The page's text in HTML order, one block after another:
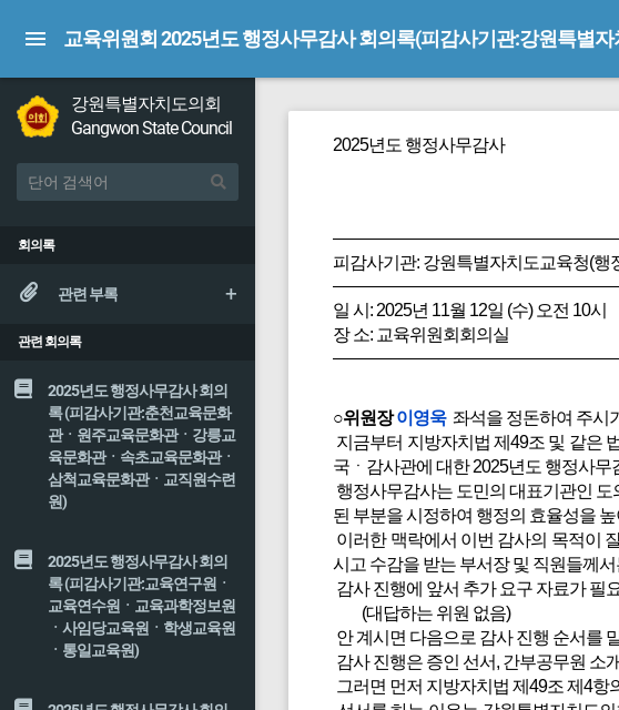
교육위원회 2025년도 행정사무감사 회의록(피감사기관:강원특별
강원특별자치도의회
Gangwon State Council
회의록
관련 부록
관련 회의록
2025년도 행정사무감사 회의
록 (피감사기관:춘천교육문화
관ㆍ원주교육문화관ㆍ강릉교
육문화관ㆍ속초교육문화관ㆍ
삼척교육문화관ㆍ교직원수련
원)
2025년도 행정사무감사 회의
록 (피감사기관:교육연구원ㆍ
교육연수원ㆍ교육과학정보원
ㆍ사임당교육원ㆍ학생교육원
ㆍ통일교육원)
2025년도 행정사무감사
피감사기관: 강원특별자치도교육청(행
일 시: 2025년 11월 12일 (수) 오전 10시
장 소: 교육위원회회의실
○위원장이영욱좌석을 정돈하여 주시
지금부터 지방자치법 제49조 및 같은
국ㆍ감사관에 대한 2025년도 행정사무
행정사무감사는 도민의 대표기관인
된 부분을 시정하여 행정의 효율성을
이러한 맥락에서 이번 감사의 목적이
시고 수감을 받는 부서장 및 직원들께
감사 진행에 앞서 추가 요구 자료가 필
(대답하는 위원 없음)
안 계시면 다음으로 감사 진행 순서를
감사 진행은 증인 선서, 간부공무원 소
그러면 먼저 지방자치법 제49조 제4